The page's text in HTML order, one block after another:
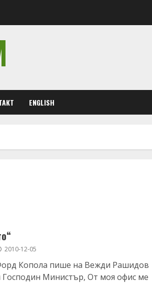
ENGLISH
2010-12-05
Копола пише на Вежди Рашидов
Министър, От моя офис ме